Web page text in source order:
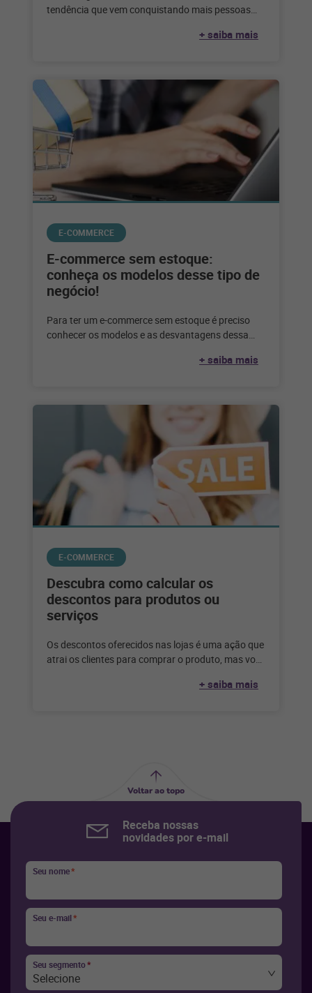
tendência que vem conquistando mais pessoas
+ saiba mais
E-COMMERCE
E-commerce sem estoque:
conheça os modelos desse tipo de
negócio!
Para ter um e-commerce sem estoque é preciso
conhecer os modelos e as desvantagens dessa
+ saiba mais
E-COMMERCE
Descubra como calcular os
descontos para produtos ou
serviços
Os descontos oferecidos nas lojas é uma ação que
atrai os clientes para comprar o produto, mas você
+ saiba mais
Voltar ao topo
Receba nossas
novidades por e-mail
Seu nome*
Seu e-mail*
Seu segmento*
Selecione